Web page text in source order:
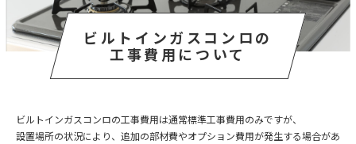
ビルトインガスコンロの
工事費用について
ビルトインガスコンロの工事費用は通常標準工事費用のみですが、
設置場所の状況により、追加の部材費やオプション費用が発生する場合があ